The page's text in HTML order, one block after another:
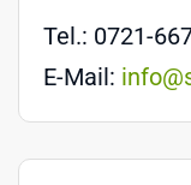
Tel.: 0721-
E-Mail: